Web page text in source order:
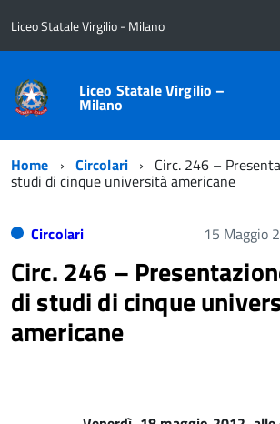
Liceo Statale Virgilio - Milano
Liceo Statale Virgilio –
Milano
Home Circolari Circ. 246 –
studi di cinque università americane
Circolari 15 Maggio
Circ. 246 –
di studi di cinque
americane